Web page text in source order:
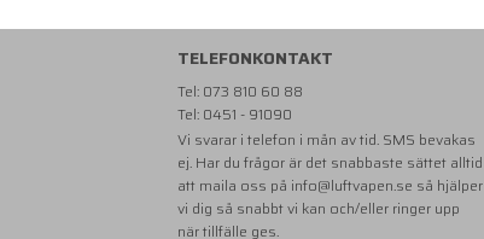
TELEFONKONTAKT
Tel: 073 810 60 88
Tel: 0451 - 91090
Vi svarar i telefon i mån av tid. SMS bevakas
ej. Har du frågor är det snabbaste sättet alltid
att maila oss på info@luftvapen.se så hjälper
vi dig så snabbt vi kan och/eller ringer upp
när tillfälle ges.